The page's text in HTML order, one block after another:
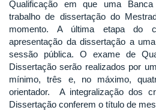
Qualificação em que uma
trabalho de dissertação do
momento. A última etapa do
apresentação da dissertação a
sessão pública. O exame de
Dissertação serão realizados por
mínimo, três e, no máximo,
orientador. A integralização dos
Dissertação conferem o título de